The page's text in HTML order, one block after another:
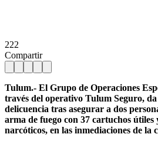
222
Compartir
Tulum.- El Grupo de Operaciones
través del operativo Tulum Seguro,
delicuencia tras asegurar a dos
arma de fuego con 37 cartuchos útiles
narcóticos, en las inmediaciones de